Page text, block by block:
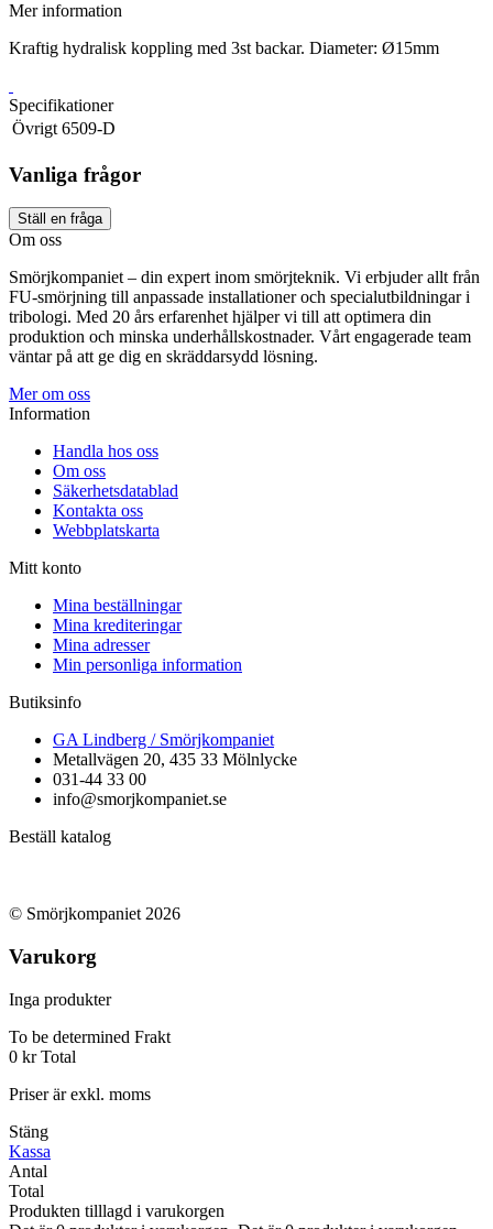
Mer information
Kraftig hydralisk koppling med 3st backar. Diameter: Ø15mm
Specifikationer
Övrigt 6509-D
Vanliga frågor
Ställ en fråga
Om oss
Smörjkompaniet – din expert inom smörjteknik. Vi erbjuder allt från
FU-smörjning till anpassade installationer och specialutbildningar i
tribologi. Med 20 års erfarenhet hjälper vi till att optimera din
produktion och minska underhållskostnader. Vårt engagerade team
väntar på att ge dig en skräddarsydd lösning.
Mer om oss
Information
Handla hos oss
Om oss
Säkerhetsdatablad
Kontakta oss
Webbplatskarta
Mitt konto
Mina beställningar
Mina krediteringar
Mina adresser
Min personliga information
Butiksinfo
GA Lindberg / Smörjkompaniet
Metallvägen 20, 435 33 Mölnlycke
031-44 33 00
info@smorjkompaniet.se
Beställ katalog
© Smörjkompaniet 2026
Varukorg
Inga produkter
To be determined Frakt
0 kr Total
Priser är exkl. moms
Stäng
Kassa
Antal
Total
Produkten tilllagd i varukorgen